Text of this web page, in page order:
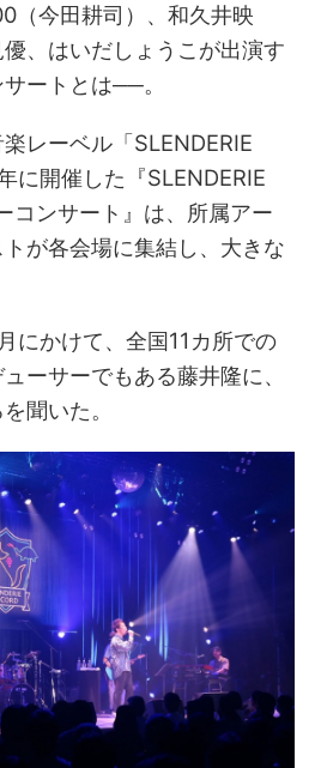
（今田耕司）、和久井映
、はいだしょうこが出演す
ートとは──。
レーベル「SLENDERIE
に開催した『SLENDERIE
コンサート』は、所属アー
が各会場に集結し、大きな
にかけて、全国11カ所での
ーサーでもある藤井隆に、
聞いた。